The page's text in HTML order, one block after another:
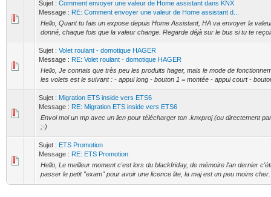
Sujet : Comment envoyer une valeur de Home assistant dans KNX
Message : RE: Comment envoyer une valeur de Home assistant d...
Hello, Quant tu fais un expose depuis Home Assistant, HA va envoyer la
donné, chaque fois que la valeur change. Regarde déjà sur le bus si tu te
Sujet : Volet roulant - domotique HAGER
Message : RE: Volet roulant - domotique HAGER
Hello, Je connais que très peu les produits hager, mais le mode de
les volets est le suivant : - appui long - bouton 1 = montée - appui court -
Sujet : Migration ETS inside vers ETS6
Message : RE: Migration ETS inside vers ETS6
Envoi moi un mp avec un lien pour télécharger ton .knxproj (ou directement
;-)
Sujet : ETS Promotion
Message : RE: ETS Promotion
Hello, Le meilleur moment c'est lors du blackfriday, de mémoire l'an dernier
passer le petit "exam" pour avoir une licence lite, la maj est un peu moins